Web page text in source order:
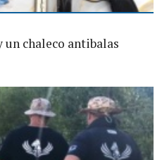
un chaleco antibalas